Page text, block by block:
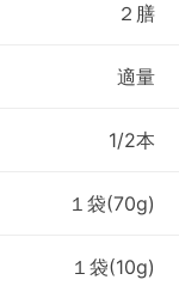
２膳
適量
1/2本
１袋(70g)
１袋(10g)